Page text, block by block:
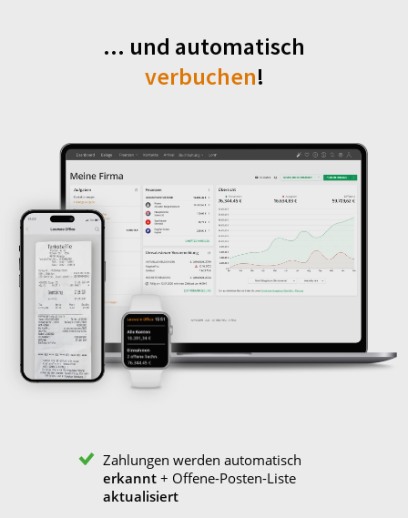
... und automatisch
verbuchen!
Zahlungen werden automatisch
erkannt + Offene-Posten-Liste
aktualisiert